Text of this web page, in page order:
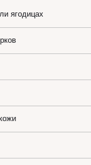
ягодицах